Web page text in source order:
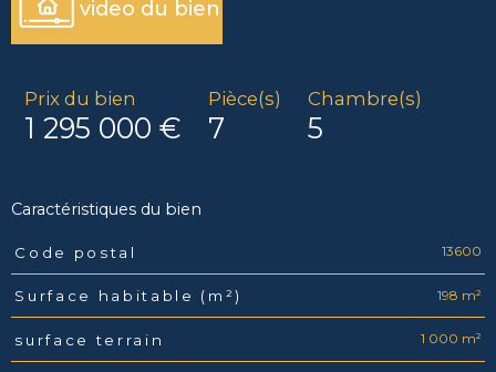
video du bien
Prix du bien
1 295 000 €
Pièce(s)
7
Chambre(s)
5
Caractéristiques du bien
Caractéristiques Valeurs
Code postal 13600
Surface habitable (m²) 198 m²
surface terrain 1 000 m²